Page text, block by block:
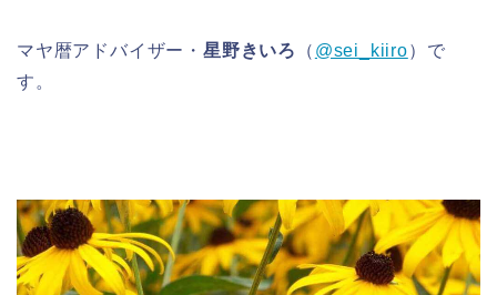
マヤ暦アドバイザー・ 星野きいろ （ @sei_kiiro）で
す。